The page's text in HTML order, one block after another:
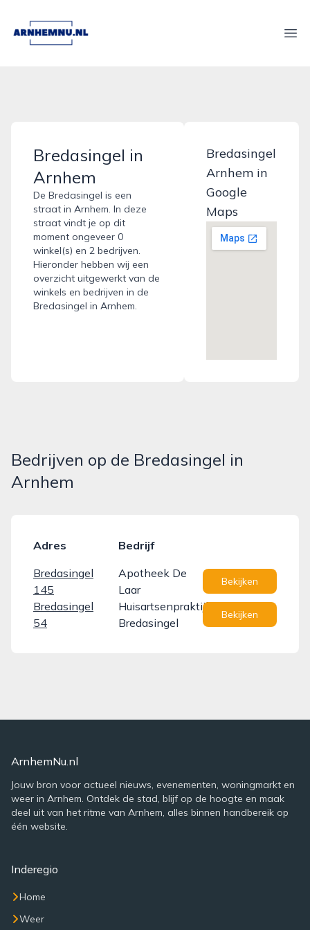
arnhemnu.nl
Bredasingel in
Arnhem
De Bredasingel is een
straat in Arnhem. In deze
straat vindt je op dit
moment ongeveer 0
winkel(s) en 2 bedrijven.
Hieronder hebben wij een
overzicht uitgewerkt van de
winkels en bedrijven in de
Bredasingel in Arnhem.
Bredasingel
Arnhem in
Google
Maps
Bedrijven op de Bredasingel in
Arnhem
Adres
Bedrijf
Bredasingel
145
Apotheek De
Laar
Bekijken
Bredasingel
54
Huisartsenpraktijk
Bredasingel
Bekijken
ArnhemNu.nl
Jouw bron voor actueel nieuws, evenementen, woningmarkt en
weer in Arnhem. Ontdek de stad, blijf op de hoogte en maak
deel uit van het ritme van Arnhem, alles binnen handbereik op
één website.
Inderegio
Home
Weer